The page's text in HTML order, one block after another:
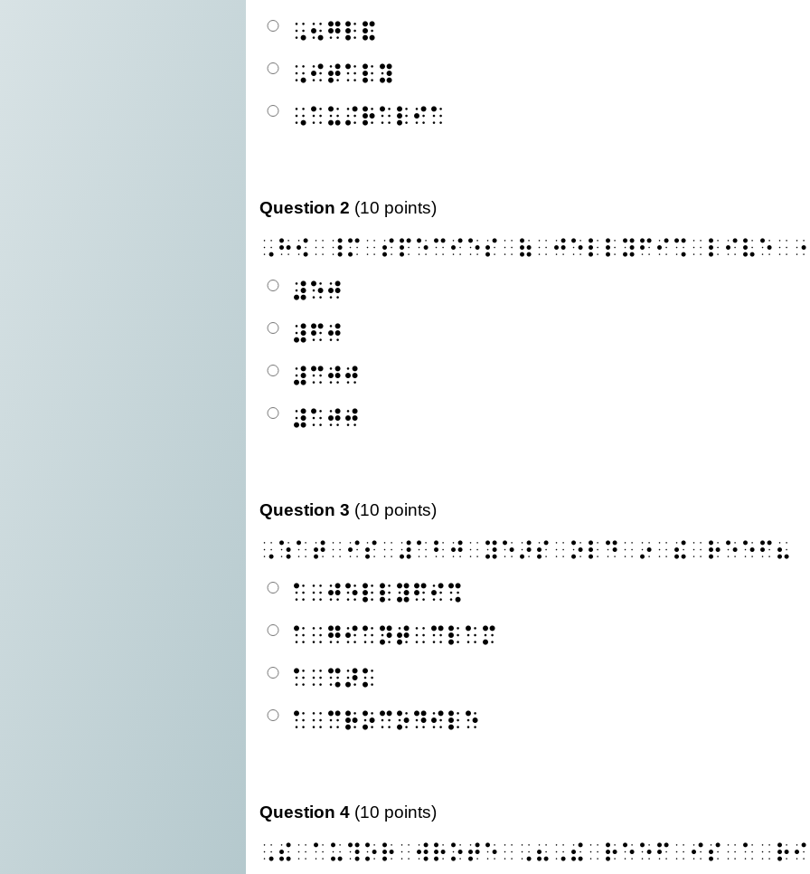
⠠⠢⠛⠇⠯
⠠⠊⠞⠁⠇⠽
⠠⠁⠥⠌⠗⠁⠇⠊⠁
Question 2 (10 points)
⠼⠑⠚
⠼⠋⠚
⠼⠉⠚⠚
⠼⠁⠚⠚
Question 3 (10 points)
⠠⠱⠁⠞⠀⠊⠎⠀⠼⠁⠃⠚⠀⠽⠑⠜⠎⠀⠕⠇⠙⠀⠔⠀⠮⠀⠗⠑⠑⠋⠦
⠁⠀⠚⠑⠇⠇⠽⠋⠊⠩
⠁⠀⠛⠊⠁⠝⠞⠀⠉⠇⠁⠍
⠁⠀⠩⠜⠅
⠁⠀⠉⠗⠕⠉⠕⠙⠊⠇⠑
Question 4 (10 points)